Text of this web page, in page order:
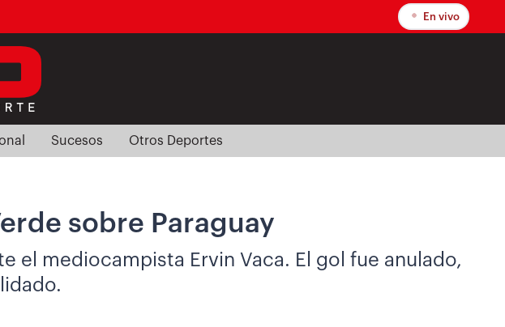
En vivo
Sucesos Otros Deportes
sobre Paraguay
el mediocampista Ervin Vaca. El gol fue anulado,